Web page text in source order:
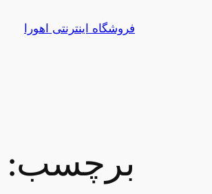
فروشگاه اینترنتی اهورا
برچسب: